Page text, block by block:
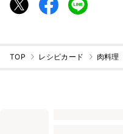
TOP レシピカード 肉料理